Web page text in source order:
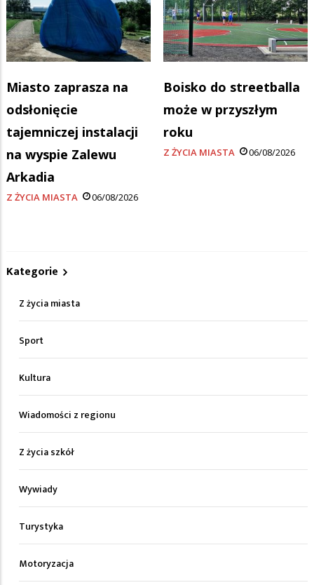
Miasto zaprasza na
odsłonięcie
tajemniczej instalacji
na wyspie Zalewu
Arkadia
Z ŻYCIA MIASTA 06/08/2026
Boisko do streetballa
może w przyszłym
roku
Z ŻYCIA MIASTA 06/08/2026
Kategorie
Z życia miasta
Sport
Kultura
Wiadomości z regionu
Z życia szkół
Wywiady
Turystyka
Motoryzacja